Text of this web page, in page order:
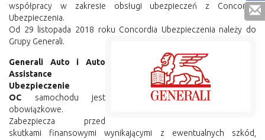
współpracy w zakresie obsługi ubezpieczeń z Concordia
Ubezpieczenia.
Od 29 listopada 2018 roku Concordia Ubezpieczenia należy do
Grupy Generali.
Generali Auto i Auto
Assistance
Ubezpieczenie
OC samochodu jest
obowiązkowe.
Zabezpiecza przed
skutkami finansowymi wynikającymi z ewentualnych szkód,